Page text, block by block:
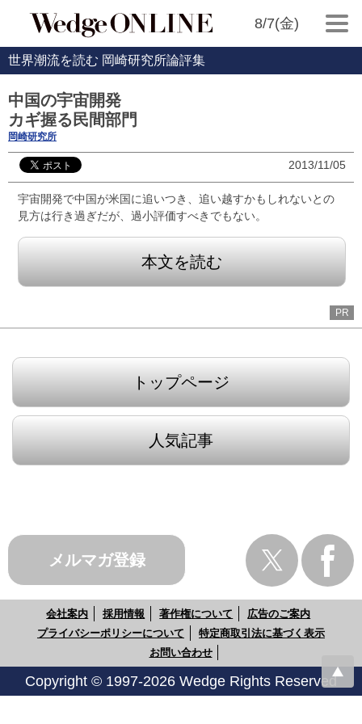
8/7(金)
世界潮流を読む 岡崎研究所論評集
中国の宇宙開発
カギ握る民間部門
岡崎研究所
2013/11/05
宇宙開発で中国が米国に追いつき、追い越すかもしれないとの
見方は行き過ぎだが、過小評価すべきでもない。
本文を読む
PR
トップページ
人気記事
メルマガ登録
会社案内 採用情報 著作権について
広告のご案内
プライバシーポリシーについて
特定商取引法に基づく表示
お問い合わせ
Copyright © 1997-2026 Wedge Rights Reserved